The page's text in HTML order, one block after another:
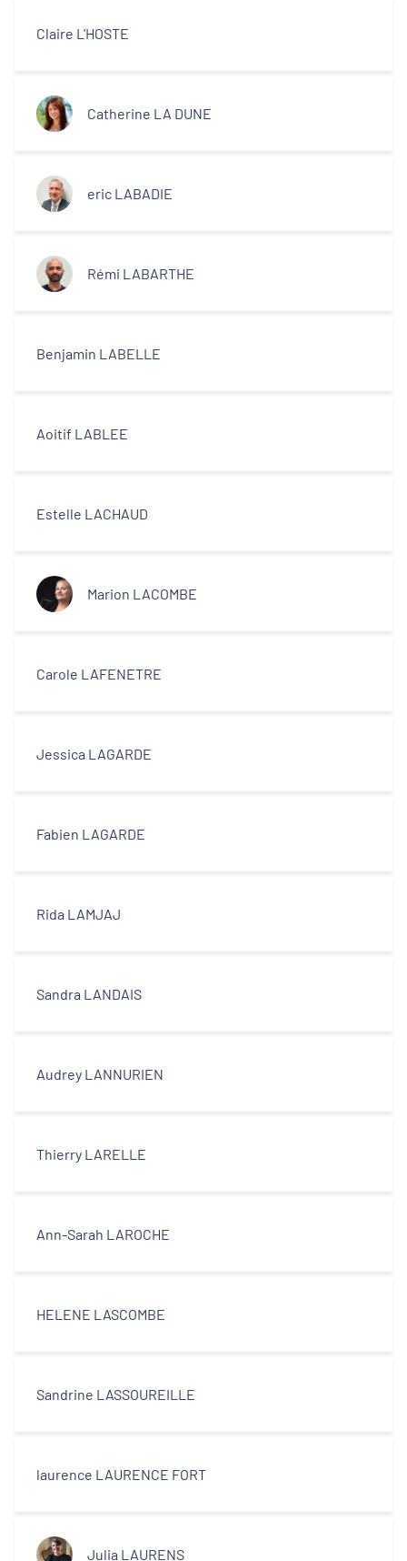
Claire L'HOSTE
Catherine LA DUNE
eric LABADIE
Rémi LABARTHE
Benjamin LABELLE
Aoitif LABLEE
Estelle LACHAUD
Marion LACOMBE
Carole LAFENETRE
Jessica LAGARDE
Fabien LAGARDE
Rida LAMJAJ
Sandra LANDAIS
Audrey LANNURIEN
Thierry LARELLE
Ann-Sarah LAROCHE
HELENE LASCOMBE
Sandrine LASSOUREILLE
laurence LAURENCE FORT
Julia LAURENS